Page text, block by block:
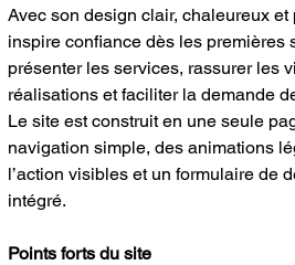
Avec son design clair, chaleureux
inspire confiance dès les premières
présenter les services, rassurer les
réalisations et faciliter la demande
Le site est construit en une seule
navigation simple, des animations
l’action visibles et un formulaire de
intégré.
Points forts du site